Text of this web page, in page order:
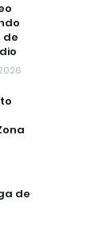
de
de